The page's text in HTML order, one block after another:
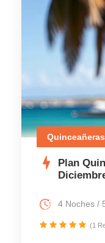
Plan
4 Noches /
(1